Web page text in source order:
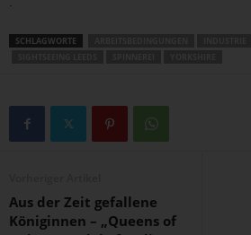
SCHLAGWORTE
Aus der Zeit gefallene
Königinnen – „Queens of